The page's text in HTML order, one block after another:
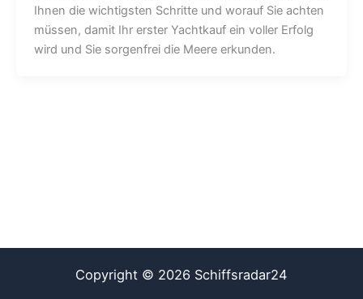
Ihnen die wichtigsten Schritte und worauf Sie achten
müssen, damit Ihr erster Yachtkauf ein voller Erfolg
wird und Sie sorgenfrei die Meere erkunden.
Copyright © 2026 Schiffsradar24